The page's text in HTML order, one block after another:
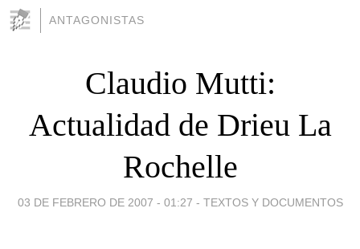
ANTAGONISTAS
Claudio Mutti:
Actualidad de Drieu La
Rochelle
03 DE FEBRERO DE 2007 - 01:27 - TEXTOS Y DOCUMENTOS